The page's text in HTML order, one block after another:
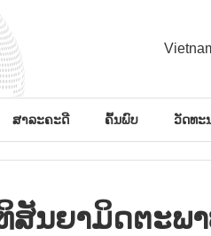
ສາລະຄະດີ ຄົ້ນພົບ ວັດທະ
ສັນຍາມິດຕະພ